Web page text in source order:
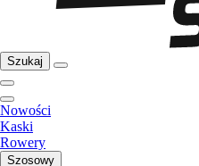
Szukaj
Nowości
Kaski
Rowery
Szosowy